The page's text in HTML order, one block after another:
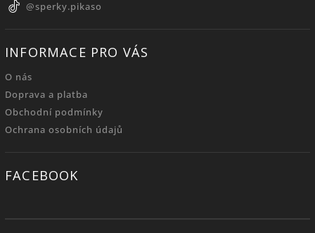
@sperky.pikaso
INFORMACE PRO VÁS
O nás
Doprava a platba
Obchodní podmínky
Ochrana osobních údajů
FACEBOOK